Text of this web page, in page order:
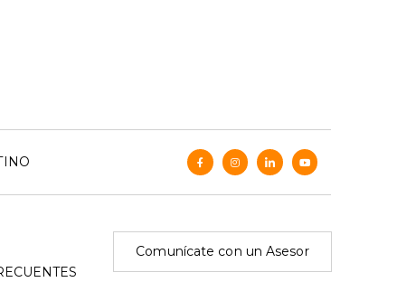
Comunícate con un Asesor